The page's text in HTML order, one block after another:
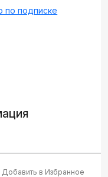
по подписке
Добавить в Избранное